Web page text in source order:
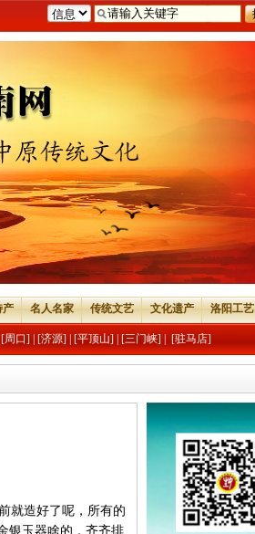
产 名人名家 传统文艺 文化遗产 洛阳工艺
[周口] [济源] [平顶山] [三门峡] [驻马店]
就造好了呢，所有的
银玉器啥的，齐齐排